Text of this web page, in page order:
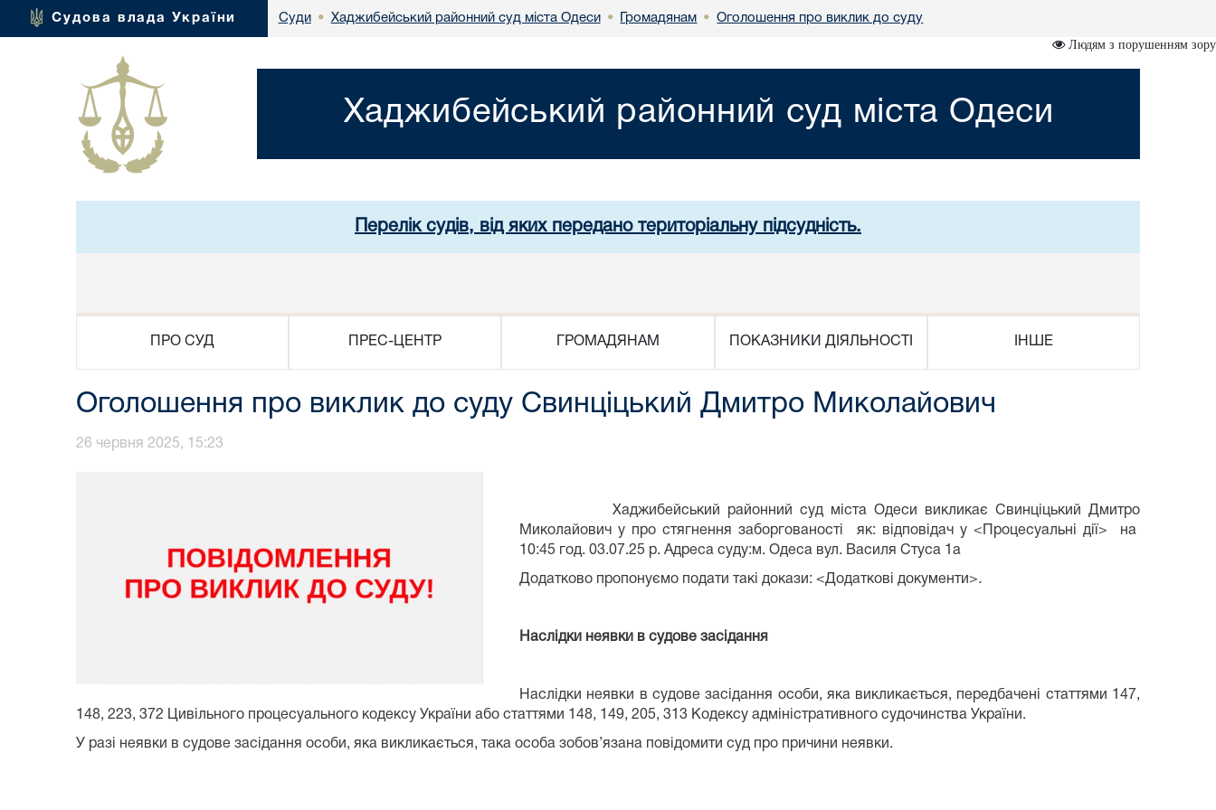
Судова влада України Суди • Хаджибейський районний суд міста Одеси • Громадянам • Оголошення про виклик до суду
Людям з порушенням зору
Хаджибейський районний суд міста Одеси
Перелік судів, від яких передано територіальну підсудність.
ПРО СУД ПРЕС-ЦЕНТР ГРОМАДЯНАМ ПОКАЗНИКИ ДІЯЛЬНОСТІ ІНШЕ
Оголошення про виклик до суду Свинціцький Дмитро Миколайович
26 червня 2025, 15:23
Хаджибейський районний суд міста Одеси викликає Свинціцький Дмитро
Миколайович у про стягнення заборгованості як: відповідач у <Процесуальні дії>
на
10:45 год. 03.07.25 р. Адреса суду:м. Одеса вул. Василя Стуса 1а
Додатково пропонуємо подати такі докази: <Додаткові документи>.
Наслідки неявки в судове засідання
Наслідки неявки в судове засідання особи, яка викликається, передбачені статтями 147,
148, 223, 372 Цивільного процесуального кодексу України або статтями 148, 149, 205, 313 Кодексу адміністративного судочинства України.
У разі неявки в судове засідання особи, яка викликається, така особа зобов’язана повідомити суд про причини неявки.